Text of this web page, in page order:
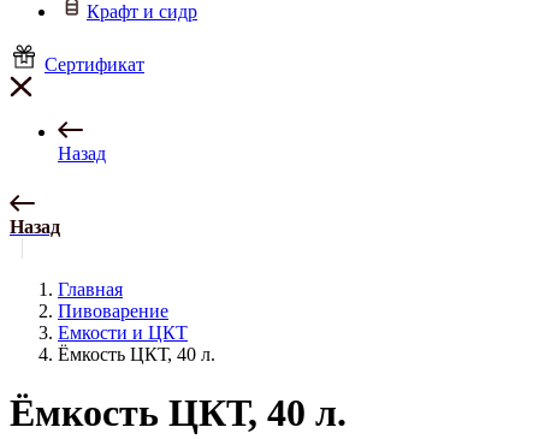
Крафт и сидр
Сертификат
Назад
Назад
Главная
Пивоварение
Емкости и ЦКТ
Ёмкость ЦКТ, 40 л.
Ёмкость ЦКТ, 40 л.